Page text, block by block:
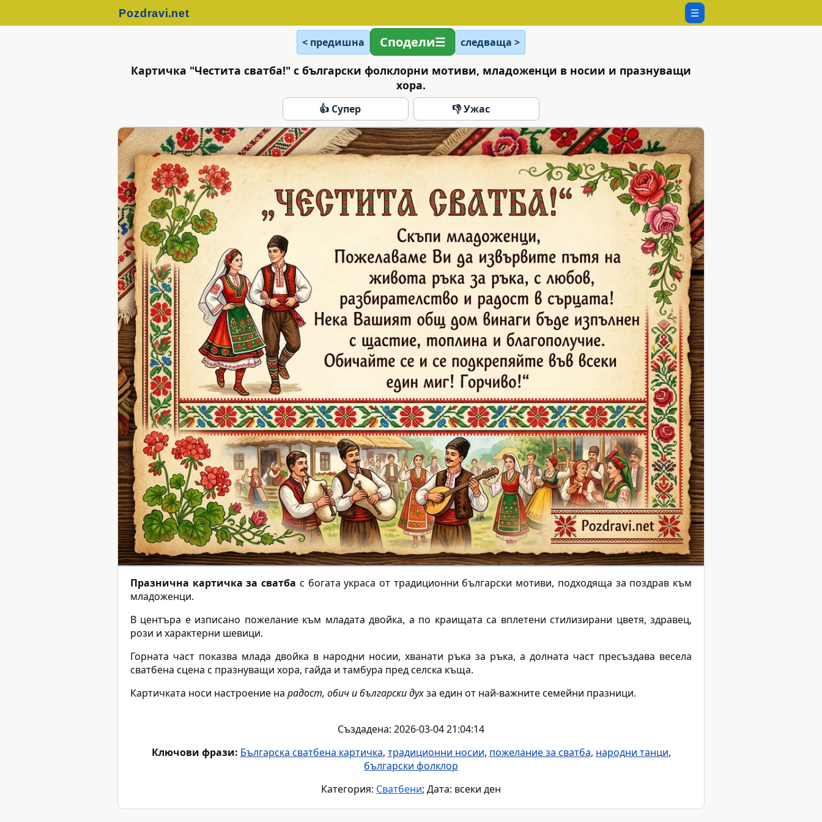
☰
< предишна Сподели следваща >
Картичка "Честита сватба!" с български фолклорни мотиви, младоженци в носии и празнуващи
хора.
👍 Супер 👎 Ужас
Празнична картичка за сватба с богата украса от традиционни български мотиви, подходяща за поздрав към
младоженци.
В центъра е изписано пожелание към младата двойка, а по краищата са вплетени стилизирани цветя, здравец,
рози и характерни шевици.
Горната част показва млада двойка в народни носии, хванати ръка за ръка, а долната част пресъздава весела
сватбена сцена с празнуващи хора, гайда и тамбура пред селска къща.
Картичката носи настроение на радост, обич и български духза един от най-важните семейни празници.
Създадена: 2026-03-04 21:04:14
Ключови фрази: Българска сватбена картичка, традиционни носии, пожелание за сватба, народни танци,
български фолклор
Категория: Сватбени; Дата: всеки ден